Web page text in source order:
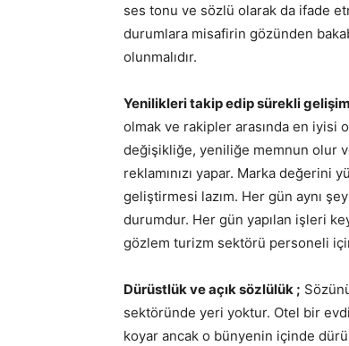
ses tonu ve sözlü olarak da ifade
durumlara misafirin gözünden
olunmalıdır.
Yenilikleri takip edip sürekli
olmak ve rakipler arasında en
değişikliğe, yeniliğe memnun olur
reklamınızı yapar. Marka değerini
geliştirmesi lazım. Her gün aynı
durumdur. Her gün yapılan işleri
gözlem turizm sektörü personeli
Dürüstlük ve açık sözlülük ;
sektöründe yeri yoktur. Otel bir
koyar ancak o bünyenin içinde